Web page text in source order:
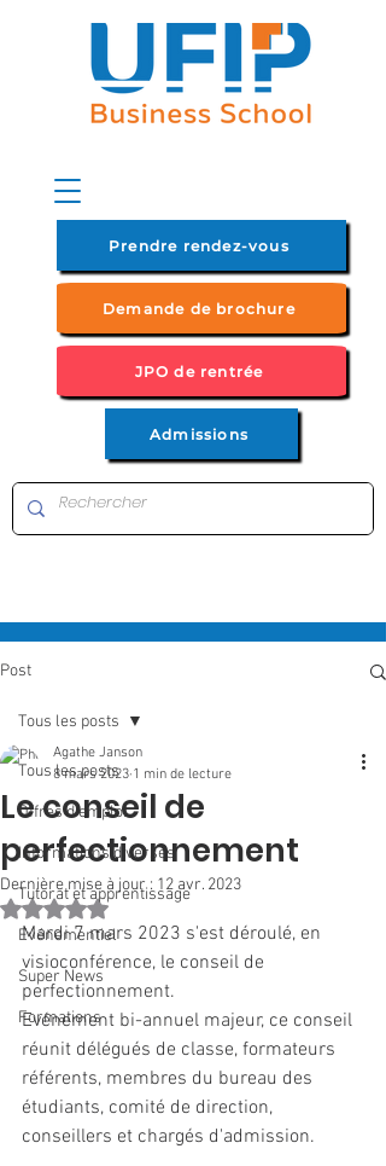
Prendre rendez-vous
Demande de brochure
JPO de rentrée
Admissions
Post
Tous les posts
Offres d'emploi
Informations diverses
Tutorat et apprentissage
Evénementiel
Super News
Formations
Tous les posts
Le conseil de
perfectionnement
Agathe Janson
8 mars 2023 1 min de lecture
Dernière mise à jour : 12 avr. 2023
Noté NaN étoiles sur 5.
Mardi 7 mars 2023 s'est déroulé, en
visioconférence, le conseil de
perfectionnement.
Evénement bi-annuel majeur, ce conseil
réunit délégués de classe, formateurs
référents, membres du bureau des
étudiants, comité de direction,
conseillers et chargés d'admission.